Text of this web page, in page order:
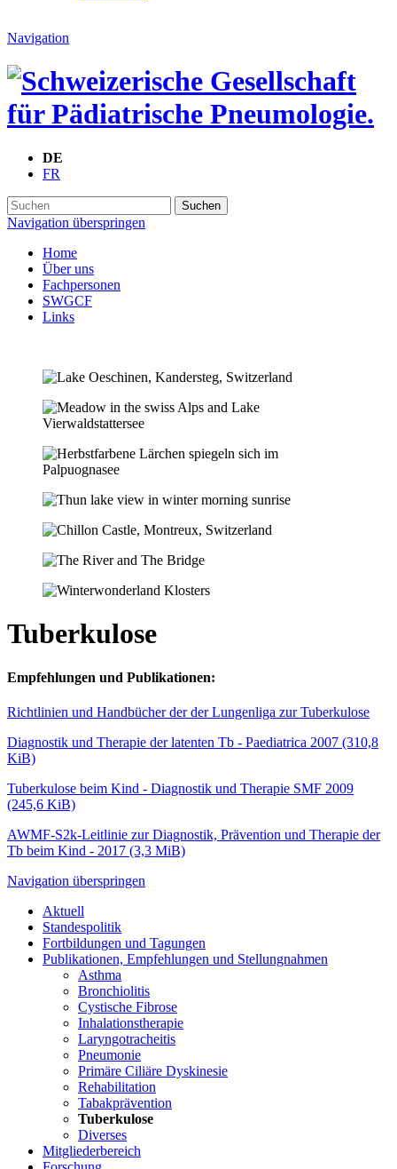
Navigation
DE
FR
Suchen
Navigation überspringen
Home
Über uns
Fachpersonen
SWGCF
Links
Tuberkulose
Empfehlungen und Publikationen:
Richtlinien und Handbücher der der Lungenliga zur Tuberkulose
Diagnostik und Therapie der latenten Tb - Paediatrica 2007 (310,8
KiB)
Tuberkulose beim Kind - Diagnostik und Therapie SMF 2009
(245,6 KiB)
AWMF-S2k-Leitlinie zur Diagnostik, Prävention und Therapie der
Tb beim Kind - 2017 (3,3 MiB)
Navigation überspringen
Aktuell
Standespolitik
Fortbildungen und Tagungen
Publikationen, Empfehlungen und Stellungnahmen
Asthma
Bronchiolitis
Cystische Fibrose
Inhalationstherapie
Laryngotracheitis
Pneumonie
Primäre Ciliäre Dyskinesie
Rehabilitation
Tabakprävention
Tuberkulose
Diverses
Mitgliederbereich